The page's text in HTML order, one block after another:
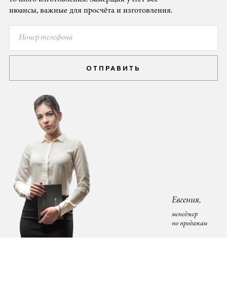
нюансы, важные для просчёта и изготовления.
ОТПРАВИТЬ
Евгения,
менеджер
по продажам